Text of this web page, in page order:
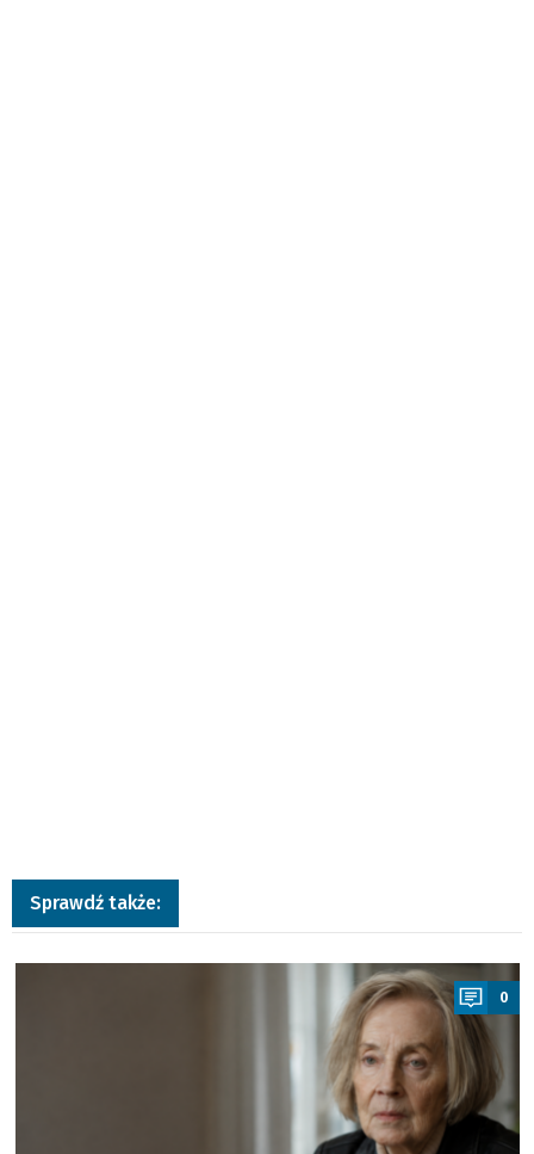
Sprawdź także:
a
0